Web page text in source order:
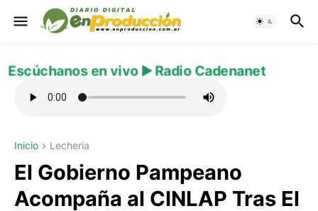
Escúchanos en vivo ▶️ Radio Cadenanet
Inicio Lecheria
El Gobierno Pampeano
Acompaña al CINLAP Tras El